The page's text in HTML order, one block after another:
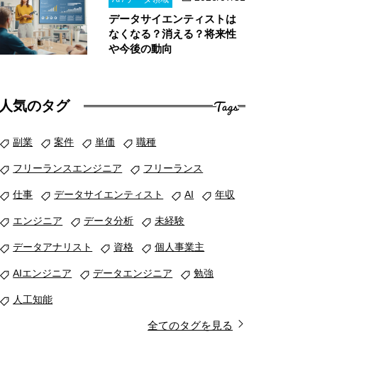
データサイエンティストは
なくなる？消える？将来性
や今後の動向
人気のタグ Tags
副業 案件 単価 職種
フリーランスエンジニア フリーランス
仕事 データサイエンティスト AI 年収
エンジニア データ分析 未経験
データアナリスト 資格 個人事業主
AIエンジニア データエンジニア 勉強
人工知能
全てのタグを見る